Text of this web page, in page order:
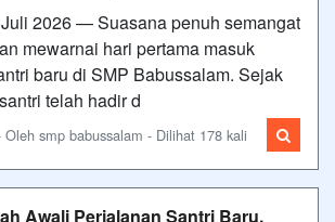
2026 — Suasana penuh semangat
mewarnai hari pertama masuk
baru di SMP Babussalam. Sejak
telah hadir d
smp babussalam - Dilihat 178 kali
Awali Perjalanan Santri Baru,